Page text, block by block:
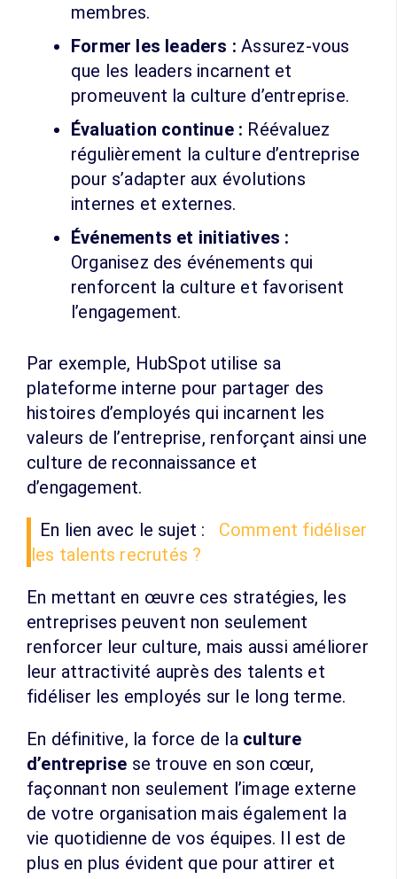
membres.
Former les leaders : Assurez-vous
que les leaders incarnent et
promeuvent la culture d’entreprise.
Évaluation continue : Réévaluez
régulièrement la culture d’entreprise
pour s’adapter aux évolutions
internes et externes.
Événements et initiatives :
Organisez des événements qui
renforcent la culture et favorisent
l’engagement.
Par exemple, HubSpot utilise sa
plateforme interne pour partager des
histoires d’employés qui incarnent les
valeurs de l’entreprise, renforçant ainsi une
culture de reconnaissance et
d’engagement.
En lien avec le sujet :
Comment fidéliser
les talents recrutés ?
En mettant en œuvre ces stratégies, les
entreprises peuvent non seulement
renforcer leur culture, mais aussi améliorer
leur attractivité auprès des talents et
fidéliser les employés sur le long terme.
En définitive, la force de la culture
d’entreprise se trouve en son cœur,
façonnant non seulement l’image externe
de votre organisation mais également la
vie quotidienne de vos équipes. Il est de
plus en plus évident que pour attirer et